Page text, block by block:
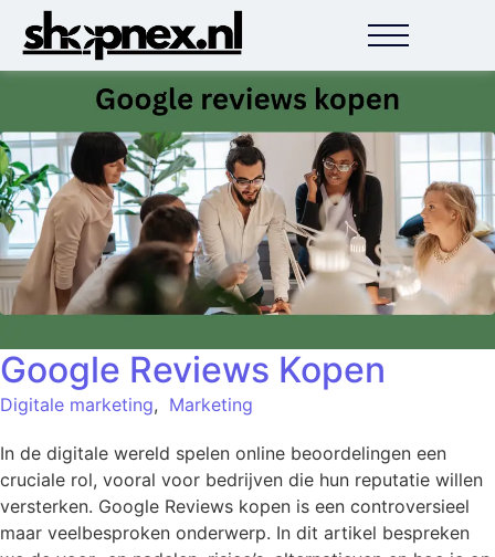
Google Reviews Kopen
Digitale marketing, Marketing
In de digitale wereld spelen online beoordelingen een
cruciale rol, vooral voor bedrijven die hun reputatie willen
versterken. Google Reviews kopen is een controversieel
maar veelbesproken onderwerp. In dit artikel bespreken